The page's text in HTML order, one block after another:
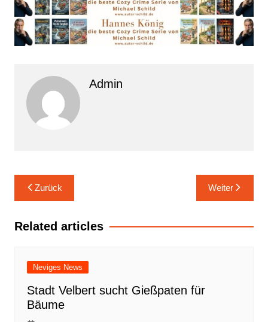
Admin
Beitrags-
Navigation
Zurück Weiter
Related articles
Neviges News
Stadt Velbert sucht Gießpaten für
Bäume